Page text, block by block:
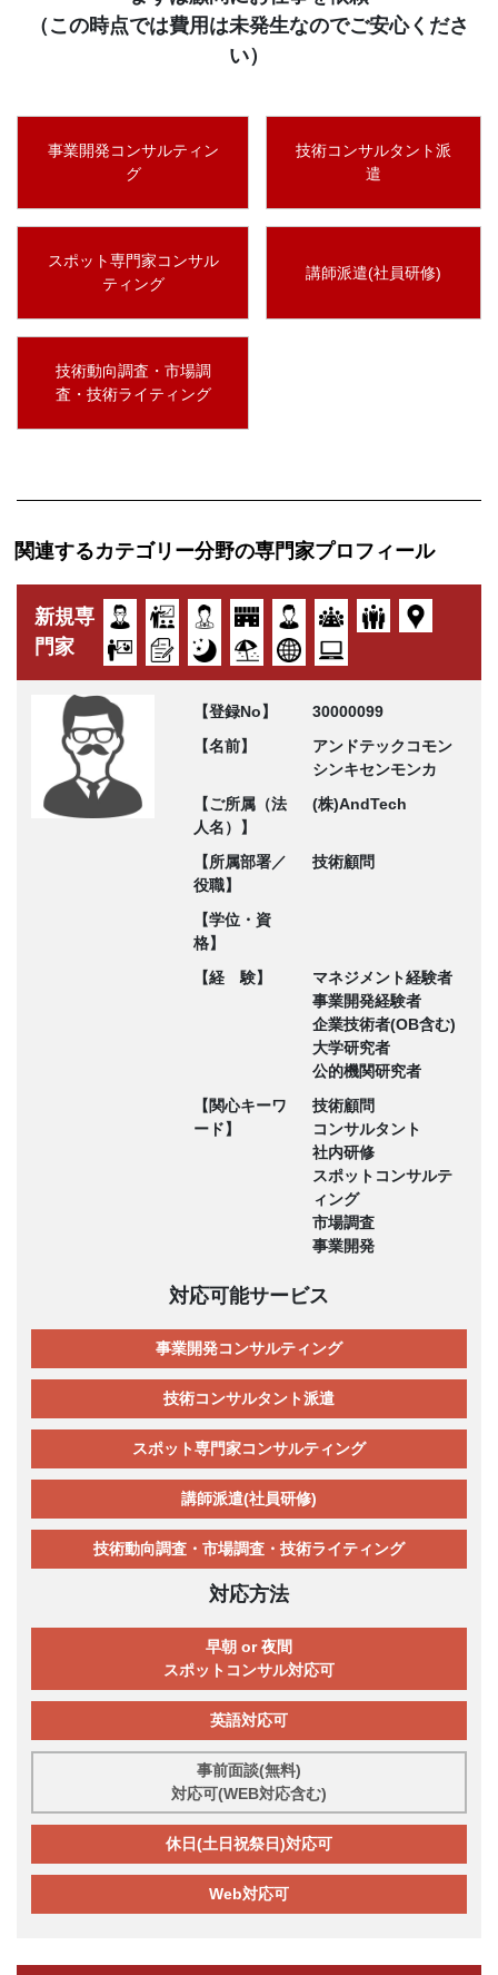
（この時点では費用は未発生なのでご安心くださ
い）
事業開発コンサルティン
グ
技術コンサルタント派
遣
スポット専門家コンサル
ティング
講師派遣(社員研修)
技術動向調査・市場調
査・技術ライティング
関連するカテゴリー分野の専門家プロフィール
新規専
門家
【登録No】
30000099
【名前】
アンドテックコモン
シンキセンモンカ
【ご所属（法
人名）】
(株)AndTech
【所属部署／
役職】
技術顧問
【学位・資
格】
【経 験】
マネジメント経験者
事業開発経験者
企業技術者(OB含む)
大学研究者
公的機関研究者
【関心キーワ
ード】
技術顧問
コンサルタント
社内研修
スポットコンサルテ
ィング
市場調査
事業開発
対応可能サービス
事業開発コンサルティング
技術コンサルタント派遣
スポット専門家コンサルティング
講師派遣(社員研修)
技術動向調査・市場調査・技術ライティング
対応方法
早朝 or 夜間
スポットコンサル対応可
英語対応可
事前面談(無料)
対応可(WEB対応含む)
休日(土日祝祭日)対応可
Web対応可